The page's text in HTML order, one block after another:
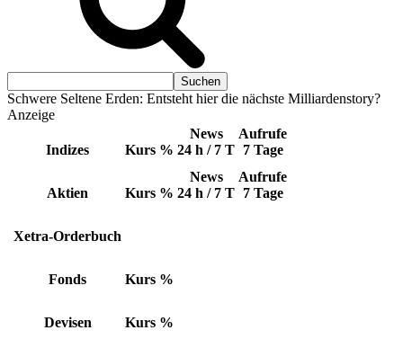
Schwere Seltene Erden: Entsteht hier die nächste Milliardenstory?
Anzeige
Indizes Kurs %
News
24 h / 7 T
Aufrufe
7 Tage
Aktien Kurs %
News
24 h / 7 T
Aufrufe
7 Tage
Xetra-Orderbuch
Fonds Kurs %
Devisen Kurs %